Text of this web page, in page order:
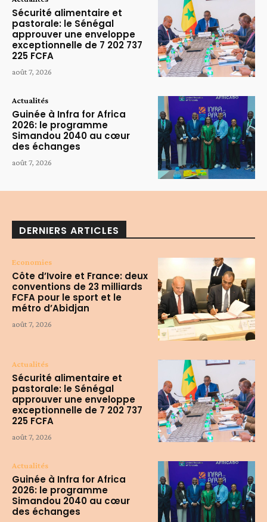
Sécurité alimentaire et
pastorale: le Sénégal
approuver une enveloppe
exceptionnelle de 7 202 737
225 FCFA
août 7, 2026
Actualités
Guinée à Infra for Africa
2026: le programme
Simandou 2040 au cœur
des échanges
août 7, 2026
DERNIERS ARTICLES
Economies
Côte d’Ivoire et France: deux
conventions de 23 milliards
FCFA pour le sport et le
métro d’Abidjan
août 7, 2026
Actualités
Sécurité alimentaire et
pastorale: le Sénégal
approuver une enveloppe
exceptionnelle de 7 202 737
225 FCFA
août 7, 2026
Actualités
Guinée à Infra for Africa
2026: le programme
Simandou 2040 au cœur
des échanges